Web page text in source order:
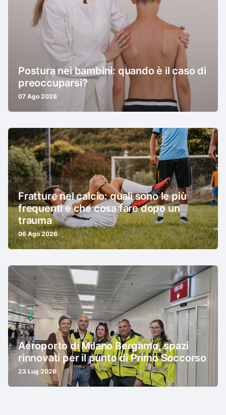
Postura nei bambini: quando è il caso di
preoccuparsi?
07 Ago 2026
Fratture nel calcio: quali sono le più
frequenti e che cosa fare dopo un
trauma
06 Ago 2026
Aeroporto di Milano Bergamo, spazi
rinnovati per il punto di Primo Soccorso
23 Lug 2026